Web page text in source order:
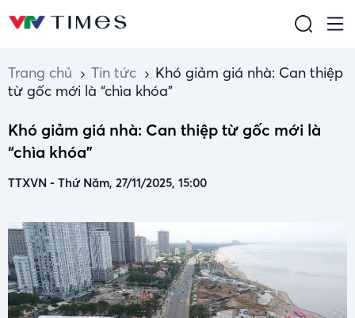
Trang chủ Tin tức
Khó giảm giá nhà: Can thiệp
từ gốc mới là “chìa khóa”
Khó giảm giá nhà: Can thiệp từ gốc mới là
“chìa khóa”
TTXVN - Thứ Năm, 27/11/2025, 15:00